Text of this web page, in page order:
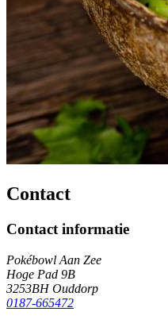
Contact
Contact informatie
Pokébowl Aan Zee
Hoge Pad 9B
3253BH Ouddorp
0187-665472